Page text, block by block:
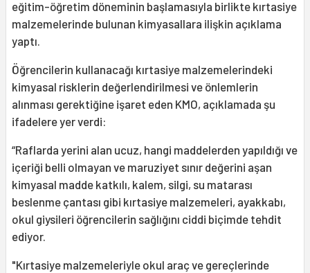
eğitim-öğretim döneminin başlamasıyla birlikte kırtasiye
malzemelerinde bulunan kimyasallara ilişkin açıklama
yaptı.
Öğrencilerin kullanacağı kırtasiye malzemelerindeki
kimyasal risklerin değerlendirilmesi ve önlemlerin
alınması gerektiğine işaret eden KMO, açıklamada şu
ifadelere yer verdi:
“Raflarda yerini alan ucuz, hangi maddelerden yapıldığı ve
içeriği belli olmayan ve maruziyet sınır değerini aşan
kimyasal madde katkılı, kalem, silgi, su matarası
beslenme çantası gibi kırtasiye malzemeleri, ayakkabı,
okul giysileri öğrencilerin sağlığını ciddi biçimde tehdit
ediyor.
"Kırtasiye malzemeleriyle okul araç ve gereçlerinde